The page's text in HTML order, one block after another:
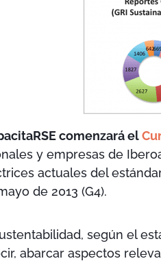
comenzará el
y empresas de
actuales del
de 2013 (G4).
según el
abarcar aspectos